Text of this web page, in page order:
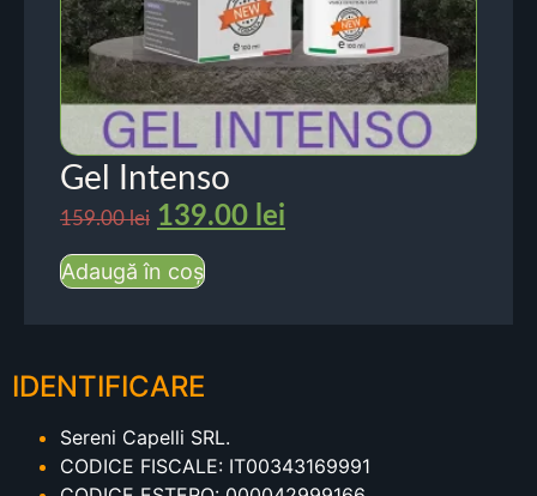
Gel Intenso
159.00lei 139.00 lei
Adaugă în coș
IDENTIFICARE
Sereni Capelli SRL.
CODICE FISCALE: IT00343169991